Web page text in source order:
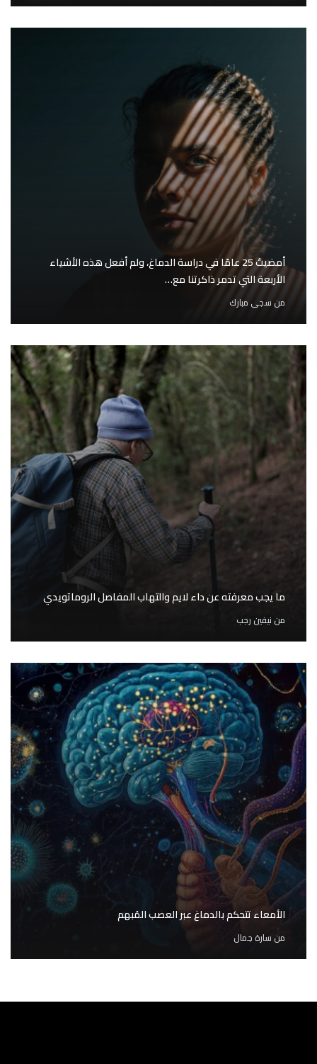
أمضيتُ 25 عامًا في دراسة الدماغ، ولم أفعل هذه الأشياء
الأربعة التي تدمر ذاكرتنا مع…
من سجى مبارك
ما يجب معرفته عن داء لايم والتهاب المفاصل الروماتويدي
من نيفين رجب
الأمعاء تتحكم بالدماغ عبر العصب المُبهم
من سارة جمال